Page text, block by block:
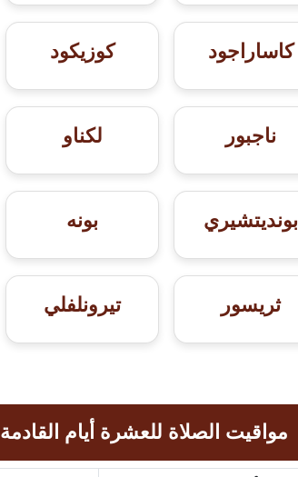
كاساراجود كوزيكود
ناجبور لكناو
بونديتشيري بونه
ثريسور تيرونلفلي
مواقيت الصلاة للعشرة أيام القادمة